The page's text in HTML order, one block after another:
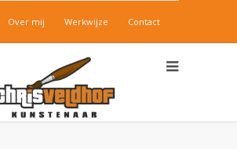
Over mij Werkwijze Contact